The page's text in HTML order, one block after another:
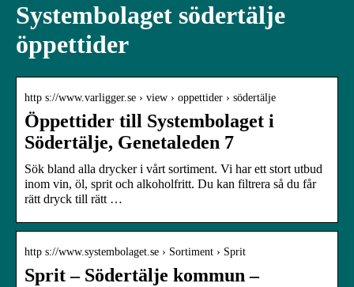
Systembolaget södertälje
öppettider
http s://www.varligger.se › view › oppettider › södertälje
Öppettider till Systembolaget i
Södertälje, Genetaleden 7
Sök bland alla drycker i vårt sortiment. Vi har ett stort utbud
inom vin, öl, sprit och alkoholfritt. Du kan filtrera så du får
rätt dryck till rätt …
http s://www.systembolaget.se › Sortiment › Sprit
Sprit – Södertälje kommun –